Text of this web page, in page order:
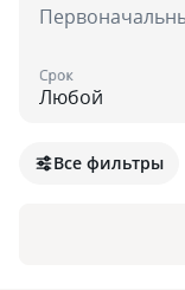
Срок
Все фильтры